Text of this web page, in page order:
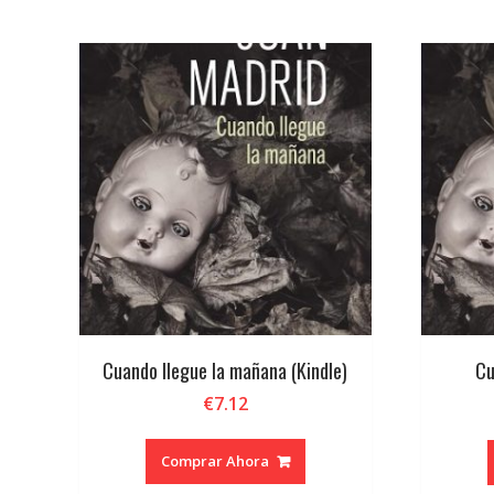
últimos
Cuando llegue la mañana (Kindle)
€7.12
Comprar Ahora